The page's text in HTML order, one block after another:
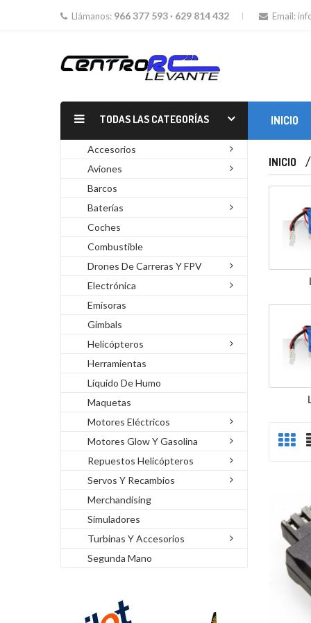
Llámanos: 966 377 593 · 629 814 432 Email:
TODAS LAS CATEGORÍAS INICIO
Accesorios
Aviones
Barcos
Baterías
Coches
Combustible
Drones De Carreras Y FPV
Electrónica
Emisoras
Gimbals
Helicópteros
Herramientas
Líquido De Humo
Maquetas
Motores Eléctricos
Motores Glow Y Gasolina
Repuestos Helicópteros
Servos Y Recambios
Merchandising
Simuladores
Turbinas Y Accesorios
Segunda Mano
INICIO